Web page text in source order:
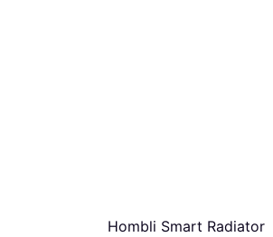
Hombli Smart Radiator